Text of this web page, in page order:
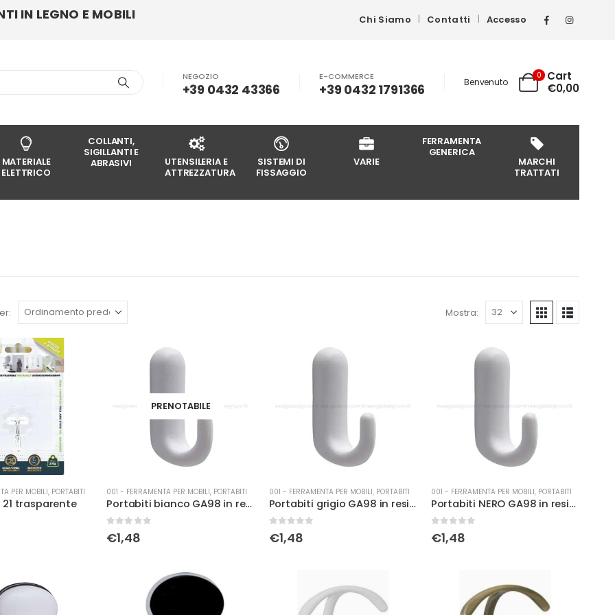
IN LEGNO E MOBILI Chi Siamo Contatti Accesso
NEGOZIO
+39 0432 43366
E-COMMERCE
+39 0432 1791366 Benvenuto
0
Cart
€0,00
MATERIALE
ELETTRICO
COLLANTI,
SIGILLANTI E
ABRASIVI
UTENSILERIA E
ATTREZZATURA
SISTEMI DI
FISSAGGIO
VARIE
FERRAMENTA
GENERICA
MARCHI
TRATTATI
Mostra:
PER MOBILI, PORTABITI
trasparente
PRENOTABILE
001 - FERRAMENTA PER MOBILI, PORTABITI
Portabiti bianco GA98 in resina
€1,48
001 - FERRAMENTA PER MOBILI, PORTABITI
Portabiti grigio GA98 in resina
€1,48
001 - FERRAMENTA PER MOBILI, PORTABITI
Portabiti NERO GA98 in resina
€1,48